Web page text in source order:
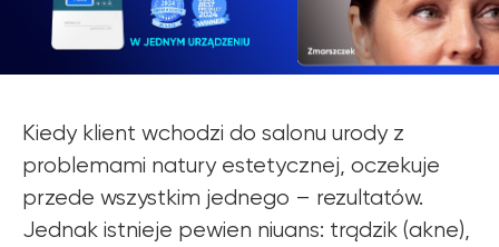
Kiedy klient wchodzi do salonu urody z
problemami natury estetycznej, oczekuje
przede wszystkim jednego – rezultatów.
Jednak istnieje pewien niuans: trądzik (akne),